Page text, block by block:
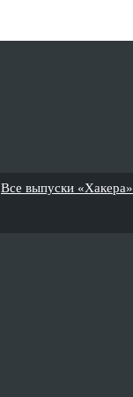
Все выпуски «Хакера»